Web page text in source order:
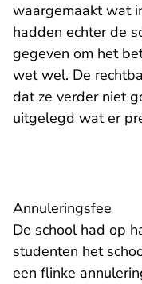
waargemaakt wat
hadden echter de
gegeven om het
wet wel. De
dat ze verder niet
uitgelegd wat er
Annuleringsfee
De school had op
studenten het
een flinke